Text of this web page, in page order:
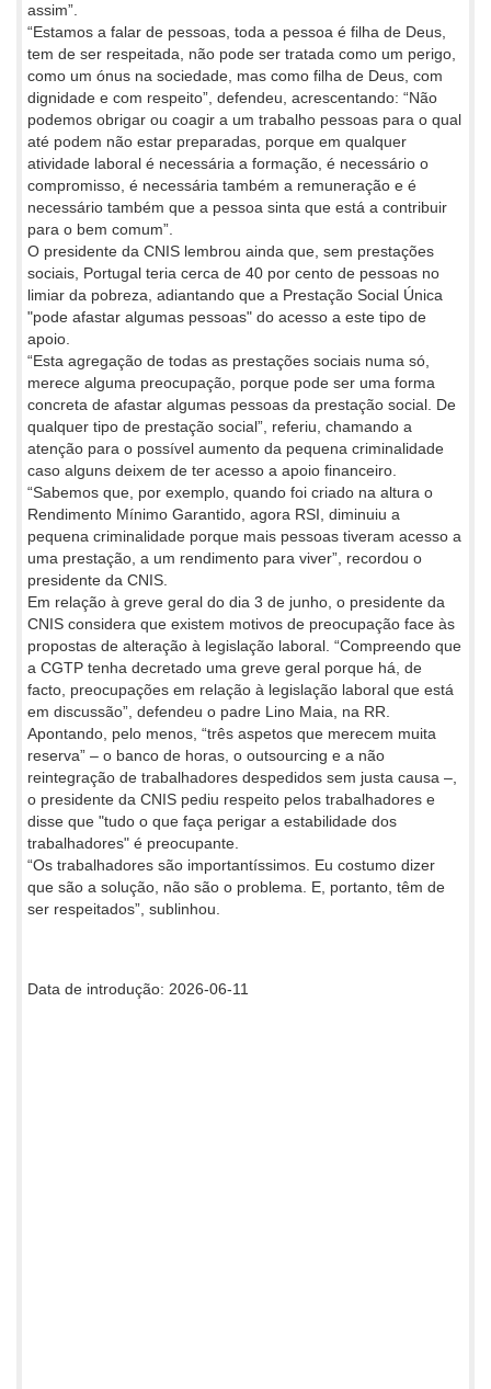
assim”.
“Estamos a falar de pessoas, toda a pessoa é filha de Deus,
tem de ser respeitada, não pode ser tratada como um perigo,
como um ónus na sociedade, mas como filha de Deus, com
dignidade e com respeito”, defendeu, acrescentando: “Não
podemos obrigar ou coagir a um trabalho pessoas para o qual
até podem não estar preparadas, porque em qualquer
atividade laboral é necessária a formação, é necessário o
compromisso, é necessária também a remuneração e é
necessário também que a pessoa sinta que está a contribuir
para o bem comum”.
O presidente da CNIS lembrou ainda que, sem prestações
sociais, Portugal teria cerca de 40 por cento de pessoas no
limiar da pobreza, adiantando que a Prestação Social Única
"pode afastar algumas pessoas" do acesso a este tipo de
apoio.
“Esta agregação de todas as prestações sociais numa só,
merece alguma preocupação, porque pode ser uma forma
concreta de afastar algumas pessoas da prestação social. De
qualquer tipo de prestação social”, referiu, chamando a
atenção para o possível aumento da pequena criminalidade
caso alguns deixem de ter acesso a apoio financeiro.
“Sabemos que, por exemplo, quando foi criado na altura o
Rendimento Mínimo Garantido, agora RSI, diminuiu a
pequena criminalidade porque mais pessoas tiveram acesso a
uma prestação, a um rendimento para viver”, recordou o
presidente da CNIS.
Em relação à greve geral do dia 3 de junho, o presidente da
CNIS considera que existem motivos de preocupação face às
propostas de alteração à legislação laboral. “Compreendo que
a CGTP tenha decretado uma greve geral porque há, de
facto, preocupações em relação à legislação laboral que está
em discussão”, defendeu o padre Lino Maia, na RR.
Apontando, pelo menos, “três aspetos que merecem muita
reserva” – o banco de horas, o outsourcing e a não
reintegração de trabalhadores despedidos sem justa causa –,
o presidente da CNIS pediu respeito pelos trabalhadores e
disse que "tudo o que faça perigar a estabilidade dos
trabalhadores" é preocupante.
“Os trabalhadores são importantíssimos. Eu costumo dizer
que são a solução, não são o problema. E, portanto, têm de
ser respeitados”, sublinhou.
Data de introdução: 2026-06-11